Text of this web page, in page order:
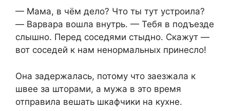
— Мама, в чём дело? Что ты тут устроила?
— Варвара вошла внутрь. — Тебя в подъезде
слышно. Перед соседями стыдно. Скажут —
вот соседей к нам ненормальных принесло!
Она задержалась, потому что заезжала к
швее за шторами, а мужа в это время
отправила вешать шкафчики на кухне.